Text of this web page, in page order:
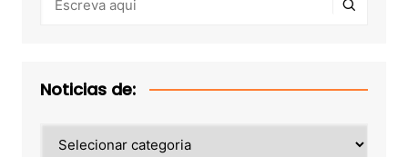
Noticias de: